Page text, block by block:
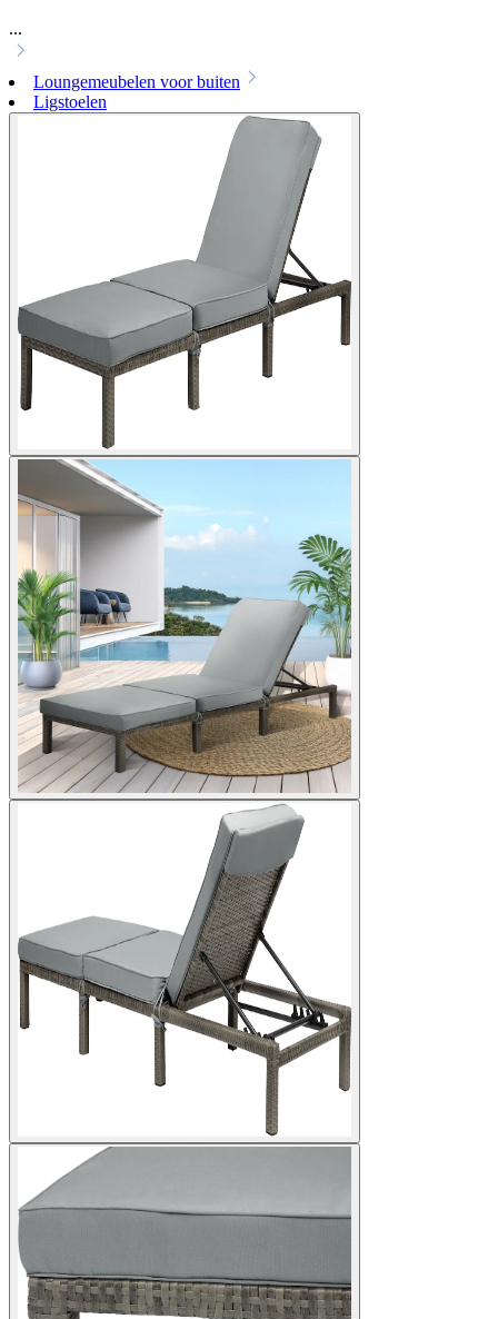
...
Loungemeubelen voor buiten
Ligstoelen